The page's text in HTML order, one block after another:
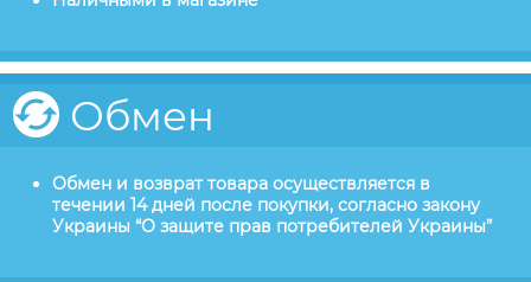
Обмен
Обмен и возврат товара осуществляется в
течении 14 дней после покупки, согласно закону
Украины “О защите прав потребителей Украины”